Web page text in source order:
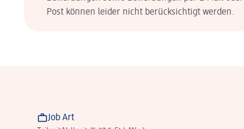
Post können leider nicht berücksichtigt werden.
Job Art